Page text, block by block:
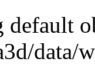
default
data/